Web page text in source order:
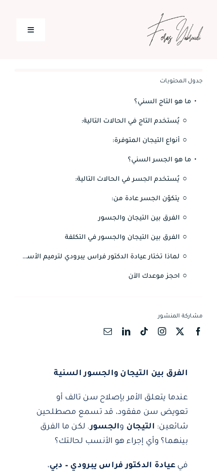
content
Toggle
جدول المحتويات
ما هو التاج السني؟
يُستخدم التاج في الحالات التالية:
أنواع التيجان المتوفرة:
ما هو الجسر السني؟
يُستخدم الجسر في الحالات التالية:
يتكوّن الجسر عادة من:
الفرق بين التيجان والجسور
الفرق بين التيجان والجسور في التكلفة
لماذا تختار عيادة الدكتور فراس يبرودي لترميم الأسنان؟
احجز موعدك الآن
مشاركة المنشور
الفرق بين التيجان والجسور السنية
عندما يتعلق الأمر بإصلاح سن تالف أو
تعويض سن مفقود، قد تسمع مصطلحين
شائعين: التيجان والجسور. لكن ما الفرق
بينهما؟ وأي إجراء هو الأنسب لحالتك؟
في عيادة الدكتور فراس يبرودي – دبي،